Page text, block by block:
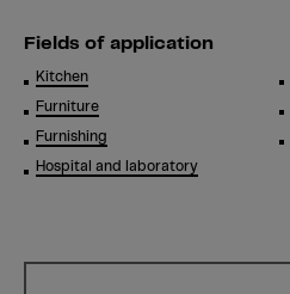
Fields of application
Kitchen
Furniture
Furnishing
Hospital and laboratory